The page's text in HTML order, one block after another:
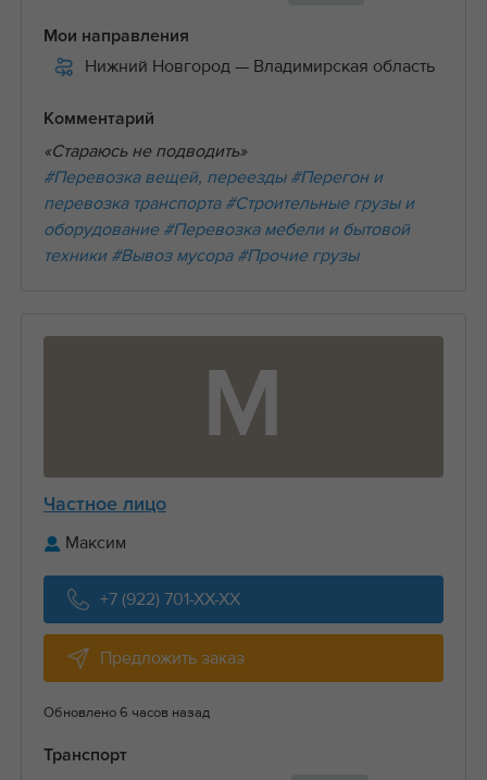
Мои направления
Нижний Новгород — Владимирская область
Комментарий
«Стараюсь не подводить»
#Перевозка вещей, переезды #Перегон и
перевозка транспорта #Строительные грузы и
оборудование #Перевозка мебели и бытовой
техники #Вывоз мусора #Прочие грузы
М
Частное лицо
Максим
+7 (922) 701-XX-XX
Предложить заказ
Обновлено 6 часов назад
Транспорт